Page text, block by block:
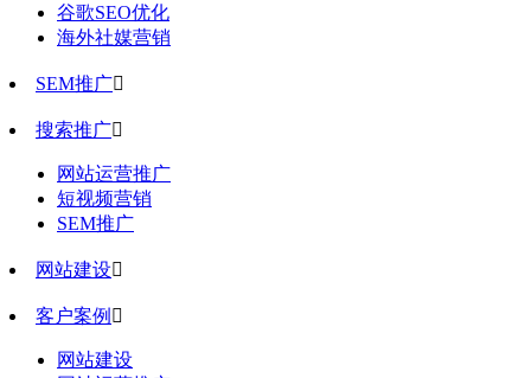
谷歌SEO优化
海外社媒营销
SEM推广
搜索推广
网站运营推广
短视频营销
SEM推广
网站建设
客户案例 
网站建设